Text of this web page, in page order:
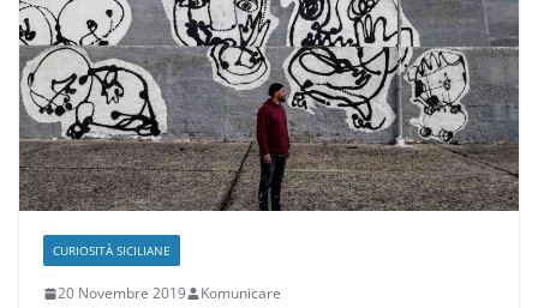
CURIOSITÀ SICILIANE
20 Novembre 2019 Komunicare